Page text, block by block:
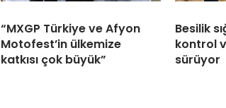
“MXGP Türkiye ve Afyon
Motofest’in ülkemize
katkısı çok büyük”
Besilik
kontrol
sürüyor